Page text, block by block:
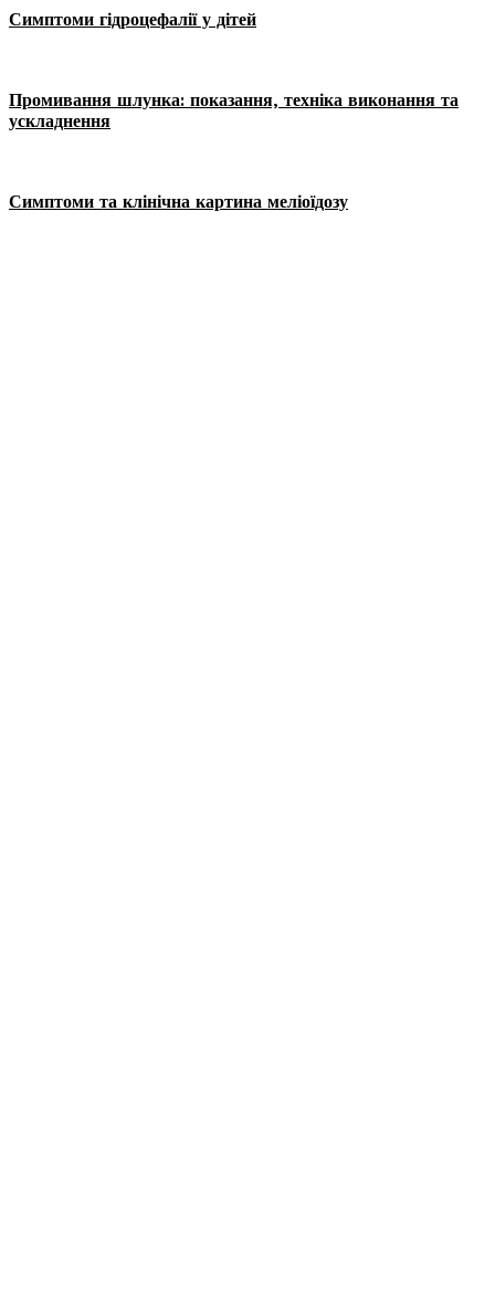
Симптоми гідроцефалії у дітей
Промивання шлунка: показання, техніка виконання та
ускладнення
Симптоми та клінічна картина меліоїдозу